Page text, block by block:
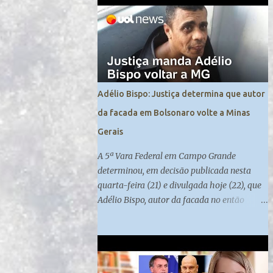
contra a manutenção da ordem pública. Os ...
Adélio Bispo: Justiça determina que autor
da facada em Bolsonaro volte a Minas
Gerais
A 5ª Vara Federal em Campo Grande
determinou, em decisão publicada nesta
quarta-feira (21) e divulgada hoje (22), que
Adélio Bispo, autor da facada no então
cumpre medida de segurança no presídio